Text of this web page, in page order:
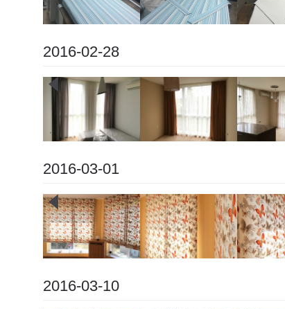
2016-02-28
2016-03-01
2016-03-10